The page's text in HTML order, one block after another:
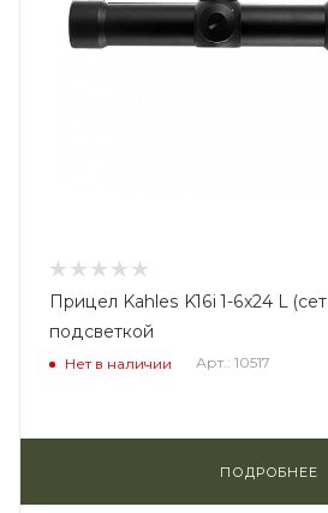
Прицел Kahles K16i 1-6x24 L
подсветкой
Нет в наличии Арт.: 10517
ПОДРОБНЕЕ